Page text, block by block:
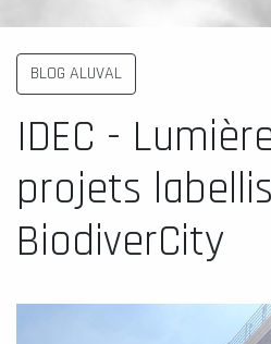
BLOG ALUVAL
IDEC -
projets
BiodiverCity